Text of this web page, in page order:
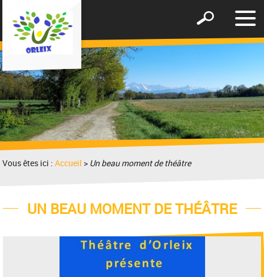
le
Afficher
formulaire
Vous êtes ici :Accueil > Un beau moment de théâtre
UN BEAU MOMENT DE THÉÂTRE